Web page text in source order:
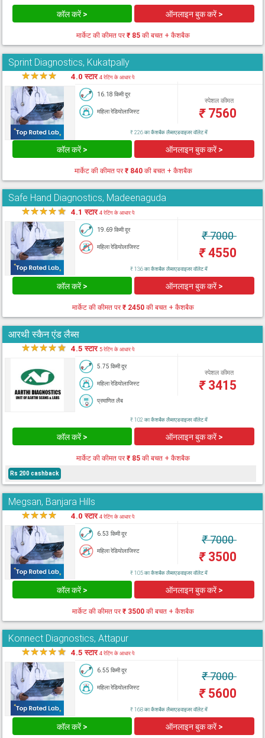
कॉल करें > ऑनलाइन बुक करें >
मार्केट की कीमत पर₹ 85 की बचत + कैशबैक
Sprint Diagnostics, Kukatpally
★★★★ 4.0 स्टार4 रेटिंग के आधार पे
16.18 किमी दूर
महिला रेडियोलाजिस्ट
स्पेशल कीमत
₹7560
₹ 226 का कैशबैक लैब्सएडवाइजर वॉलेट में
कॉल करें > ऑनलाइन बुक करें >
मार्केट की कीमत पर₹ 840की बचत + कैशबैक
Safe Hand Diagnostics, Madeenaguda
★★★★★ 4.1 स्टार4 रेटिंग के आधार पे
19.69 किमी दूर
महिला रेडियोलाजिस्ट
₹7000
₹4550
₹ 136 का कैशबैक लैब्सएडवाइजर वॉलेट में
कॉल करें > ऑनलाइन बुक करें >
मार्केट की कीमत पर₹ 2450 की बचत + कैशबैक
आरथी स्कैन एंड लैब्स
★★★★★ 4.5 स्टार5 रेटिंग के आधार पे
5.75 किमी दूर
महिला रेडियोलाजिस्ट
प्रमाणित लैब
स्पेशल कीमत
₹3415
₹ 102 का कैशबैक लैब्सएडवाइजर वॉलेट में
कॉल करें > ऑनलाइन बुक करें >
मार्केट की कीमत पर₹ 85 की बचत + कैशबैक
Rs 200 cashback
Megsan, Banjara Hills
★★★★ 4.0 स्टार4 रेटिंग के आधार पे
6.53 किमी दूर
महिला रेडियोलाजिस्ट
₹7000
₹3500
₹ 105 का कैशबैक लैब्सएडवाइजर वॉलेट में
कॉल करें > ऑनलाइन बुक करें >
मार्केट की कीमत पर₹ 3500 की बचत + कैशबैक
Konnect Diagnostics, Attapur
★★★★★ 4.5 स्टार4 रेटिंग के आधार पे
6.55 किमी दूर
महिला रेडियोलाजिस्ट
₹7000
₹5600
₹ 168 का कैशबैक लैब्सएडवाइजर वॉलेट में
कॉल करें > ऑनलाइन बुक करें >